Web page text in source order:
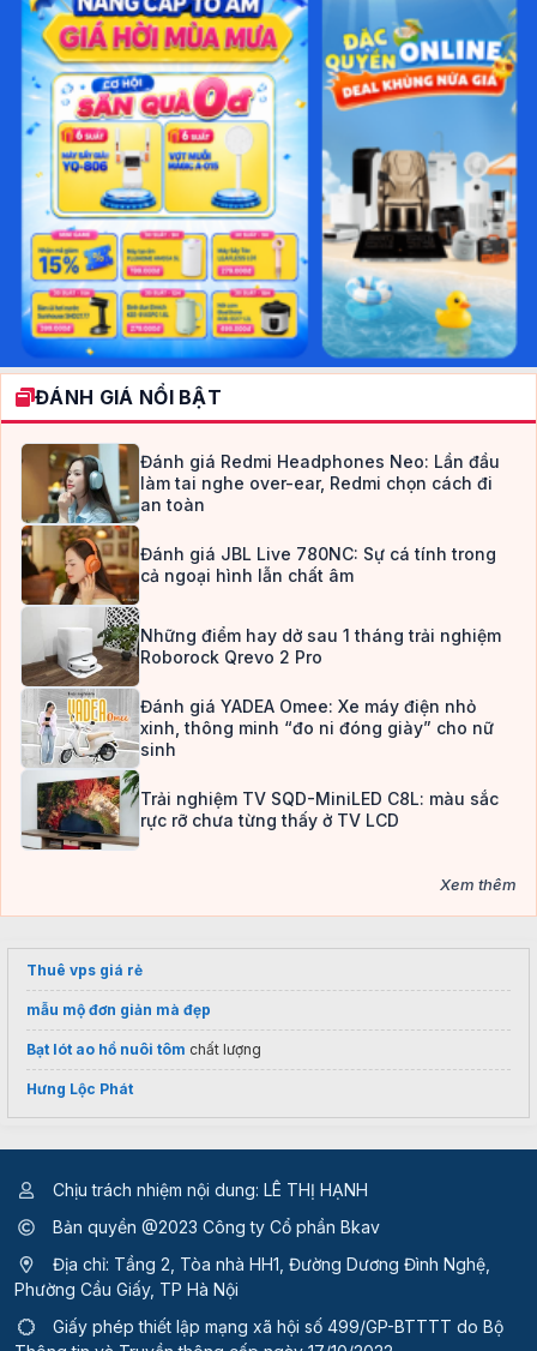
ĐÁNH GIÁ NỔI BẬT
Đánh giá Redmi Headphones Neo: Lần đầu
làm tai nghe over-ear, Redmi chọn cách đi
an toàn
Đánh giá JBL Live 780NC: Sự cá tính trong
cả ngoại hình lẫn chất âm
Những điểm hay dở sau 1 tháng trải nghiệm
Roborock Qrevo 2 Pro
Đánh giá YADEA Omee: Xe máy điện nhỏ
xinh, thông minh “đo ni đóng giày” cho nữ
sinh
Trải nghiệm TV SQD-MiniLED C8L: màu sắc
rực rỡ chưa từng thấy ở TV LCD
Xem thêm
Thuê vps giá rẻ
mẫu mộ đơn giản mà đẹp
Bạt lót ao hồ nuôi tôm chất lượng
Hưng Lộc Phát
Chịu trách nhiệm nội dung: LÊ THỊ HẠNH
Bản quyền @2023 Công ty Cổ phần Bkav
Địa chỉ: Tầng 2, Tòa nhà HH1, Đường Dương Đình Nghệ,
Phường Cầu Giấy, TP Hà Nội
Giấy phép thiết lập mạng xã hội số 499/GP-BTTTT do Bộ